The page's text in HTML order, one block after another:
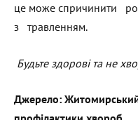
це може спричинити
з травленням.
Будьте здорові та не
Джерело: